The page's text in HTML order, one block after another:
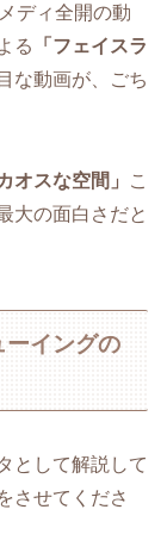
ディ全開の動
る
「フェイスラ
な動画が、ごち
オスな空間」
こ
大の面白さだと
ーイングの
として解説して
させてくださ